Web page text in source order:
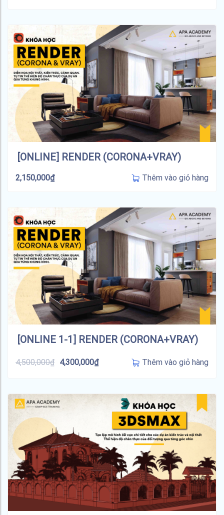
[ONLINE] RENDER (CORONA+VRAY)
2,150,000₫ Thêm vào giỏ hàng
[ONLINE 1-1] RENDER (CORONA+VRAY)
4,500,000₫ 4,300,000₫ Thêm vào giỏ hàng